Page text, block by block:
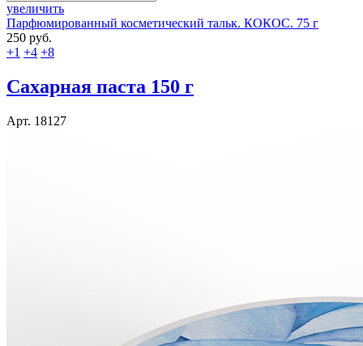
увеличить
Парфюмированный косметический тальк. КОКОС. 75 г
250 руб.
+1 +4 +8
Сахарная паста 150 г
Арт. 18127